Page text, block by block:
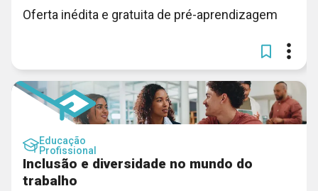
Oferta inédita e gratuita de pré-aprendizagem
Educação
Profissional
Inclusão e diversidade no mundo do
trabalho